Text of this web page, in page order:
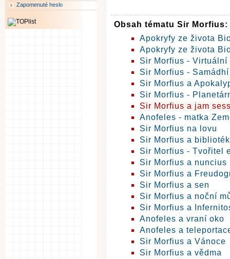
Obsah tématu Sir Morfius:
Apokryfy ze života
Apokryfy ze života
Sir Morfius - Virtuální
Sir Morfius - Samádhí
Sir Morfius a
Sir Morfius -
Sir Morfius a jam
Anofeles - matka
Sir Morfius na lovu
Sir Morfius a
Sir Morfius - Tvořitel
Sir Morfius a nuncius
Sir Morfius a
Sir Morfius a sen
Sir Morfius a noční
Sir Morfius a
Anofeles a vraní oko
Anofeles a
Sir Morfius a Vánoce
Sir Morfius a vědma
Zapomenuté heslo